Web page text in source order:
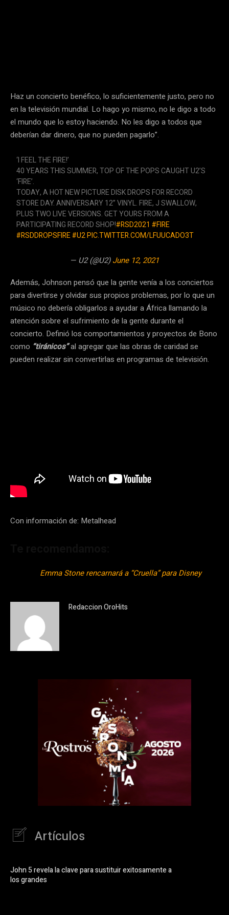
Haz un concierto benéfico, lo suficientemente justo, pero no
en la televisión mundial. Lo hago yo mismo, no le digo a todo
el mundo que lo estoy haciendo. No les digo a todos que
deberían dar dinero, que no pueden pagarlo”.
‘I FEEL THE FIRE!’
40 YEARS THIS SUMMER, TOP OF THE POPS CAUGHT U2’S
‘FIRE’.
TODAY, A HOT NEW PICTURE DISK DROPS FOR RECORD
STORE DAY. ANNIVERSARY 12” VINYL. FIRE, J SWALLOW,
PLUS TWO LIVE VERSIONS. GET YOURS FROM A
PARTICIPATING RECORD SHOP!#RSD2021 #FIRE
#RSDDROPSFIRE#U2PIC.TWITTER.COM/LFUUCADO3T
— U2 (@U2)June 12, 2021
Además, Johnson pensó que la gente venía a los conciertos
para divertirse y olvidar sus propios problemas, por lo que un
músico no debería obligarlos a ayudar a África llamando la
atención sobre el sufrimiento de la gente durante el
concierto. Definió los comportamientos y proyectos de Bono
como “tiránicos”al agregar que las obras de caridad se
pueden realizar sin convertirlas en programas de televisión.
Con información de: Metalhead
Emma Stone rencarnará a “Cruella” para Disney
Redaccion OroHits
Artículos
John 5 revela la clave para sustituir exitosamente a
los grandes